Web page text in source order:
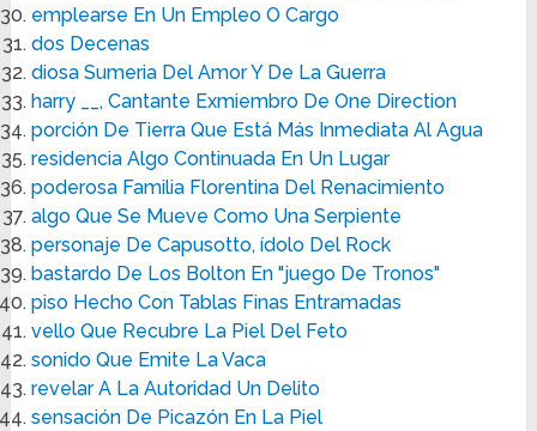
emplearse En Un Empleo O Cargo
dos Decenas
diosa Sumeria Del Amor Y De La Guerra
harry __, Cantante Exmiembro De One Direction
porción De Tierra Que Está Más Inmediata Al Agua
residencia Algo Continuada En Un Lugar
poderosa Familia Florentina Del Renacimiento
algo Que Se Mueve Como Una Serpiente
personaje De Capusotto, ídolo Del Rock
bastardo De Los Bolton En "juego De Tronos"
piso Hecho Con Tablas Finas Entramadas
vello Que Recubre La Piel Del Feto
sonido Que Emite La Vaca
revelar A La Autoridad Un Delito
sensación De Picazón En La Piel